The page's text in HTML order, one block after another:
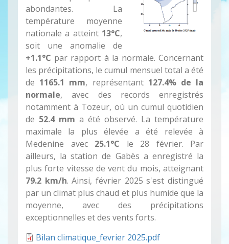
abondantes. La
température moyenne
nationale a atteint 13°C,
soit une anomalie de
+1.1°C par rapport à la normale. Concernant
les précipitations, le cumul mensuel total a été
de 1165.1 mm, représentant 127.4% de la
normale, avec des records enregistrés
notamment à Tozeur, où un cumul quotidien
de 52.4 mm a été observé. La température
maximale la plus élevée a été relevée à
Medenine avec 25.1°C le 28 février. Par
ailleurs, la station de Gabès a enregistré la
plus forte vitesse de vent du mois, atteignant
79.2 km/h. Ainsi, février 2025 s'est distingué
par un climat plus chaud et plus humide que la
moyenne, avec des précipitations
exceptionnelles et des vents forts.
Bilan climatique_fevrier 2025.pdf